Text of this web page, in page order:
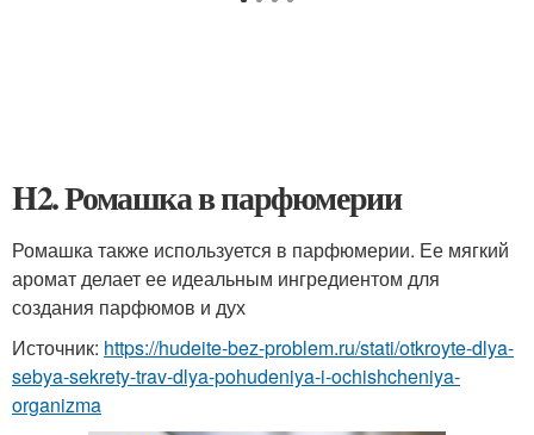
H2. Ромашка в парфюмерии
Ромашка также используется в парфюмерии. Ее мягкий
аромат делает ее идеальным ингредиентом для
создания парфюмов и дух
Источник: https://hudeite-bez-problem.ru/stati/otkroyte-dlya-
sebya-sekrety-trav-dlya-pohudeniya-i-ochishcheniya-
organizma